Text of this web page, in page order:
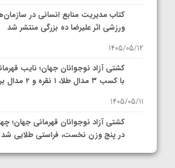
کتاب مدیریت منابع انسانی در
ورزشی اثر علیرضا ده بزرگی منتشر شد
1405/05/12
کشتی آزاد نوجوانان جهان؛ نایب
با کسب ۳ مدال طلا، ۱ نقره و ۲ مدال برنز
1405/05/11
کشتی آزاد نوجوانان قهرمانی جهان؛
در پنج وزن نخست، فراستی طلایی شد
1405/05/11